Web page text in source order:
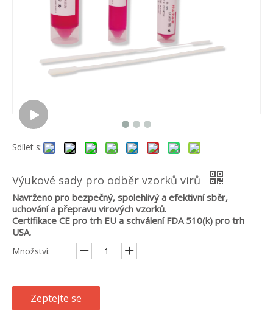
Sdílet s:
Výukové sady pro odběr vzorků virů
Navrženo pro bezpečný, spolehlivý a efektivní sběr,
uchování a přepravu virových vzorků.
Certifikace CE pro trh EU a schválení FDA 510(k) pro trh
USA.
Množství:
Zeptejte se